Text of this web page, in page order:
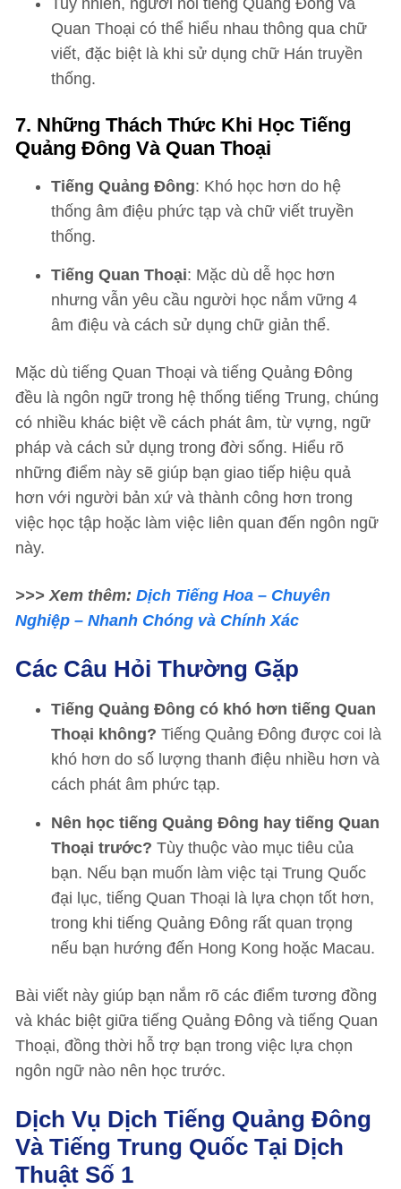
Tuy nhiên, người nói tiếng Quảng Đông và
Quan Thoại có thể hiểu nhau thông qua chữ
viết, đặc biệt là khi sử dụng chữ Hán truyền
thống.
7. Những Thách Thức Khi Học Tiếng
Quảng Đông Và Quan Thoại
Tiếng Quảng Đông: Khó học hơn do hệ
thống âm điệu phức tạp và chữ viết truyền
thống.
Tiếng Quan Thoại: Mặc dù dễ học hơn
nhưng vẫn yêu cầu người học nắm vững 4
âm điệu và cách sử dụng chữ giản thể.
Mặc dù tiếng Quan Thoại và tiếng Quảng Đông
đều là ngôn ngữ trong hệ thống tiếng Trung, chúng
có nhiều khác biệt về cách phát âm, từ vựng, ngữ
pháp và cách sử dụng trong đời sống. Hiểu rõ
những điểm này sẽ giúp bạn giao tiếp hiệu quả
hơn với người bản xứ và thành công hơn trong
việc học tập hoặc làm việc liên quan đến ngôn ngữ
này.
>>> Xem thêm: Dịch Tiếng Hoa – Chuyên
Nghiệp – Nhanh Chóng và Chính Xác
Các Câu Hỏi Thường Gặp
Tiếng Quảng Đông có khó hơn tiếng Quan
Thoại không? Tiếng Quảng Đông được coi là
khó hơn do số lượng thanh điệu nhiều hơn và
cách phát âm phức tạp.
Nên học tiếng Quảng Đông hay tiếng Quan
Thoại trước? Tùy thuộc vào mục tiêu của
bạn. Nếu bạn muốn làm việc tại Trung Quốc
đại lục, tiếng Quan Thoại là lựa chọn tốt hơn,
trong khi tiếng Quảng Đông rất quan trọng
nếu bạn hướng đến Hong Kong hoặc Macau.
Bài viết này giúp bạn nắm rõ các điểm tương đồng
và khác biệt giữa tiếng Quảng Đông và tiếng Quan
Thoại, đồng thời hỗ trợ bạn trong việc lựa chọn
ngôn ngữ nào nên học trước.
Dịch Vụ Dịch Tiếng Quảng Đông
Và Tiếng Trung Quốc Tại Dịch
Thuật Số 1